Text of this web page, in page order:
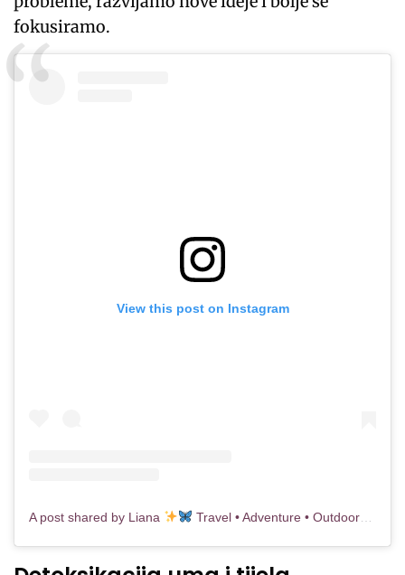
fokusiramo.
View this post on Instagram
A post shared by Liana Travel • Adventure • Outdoors (@seekingthenow)